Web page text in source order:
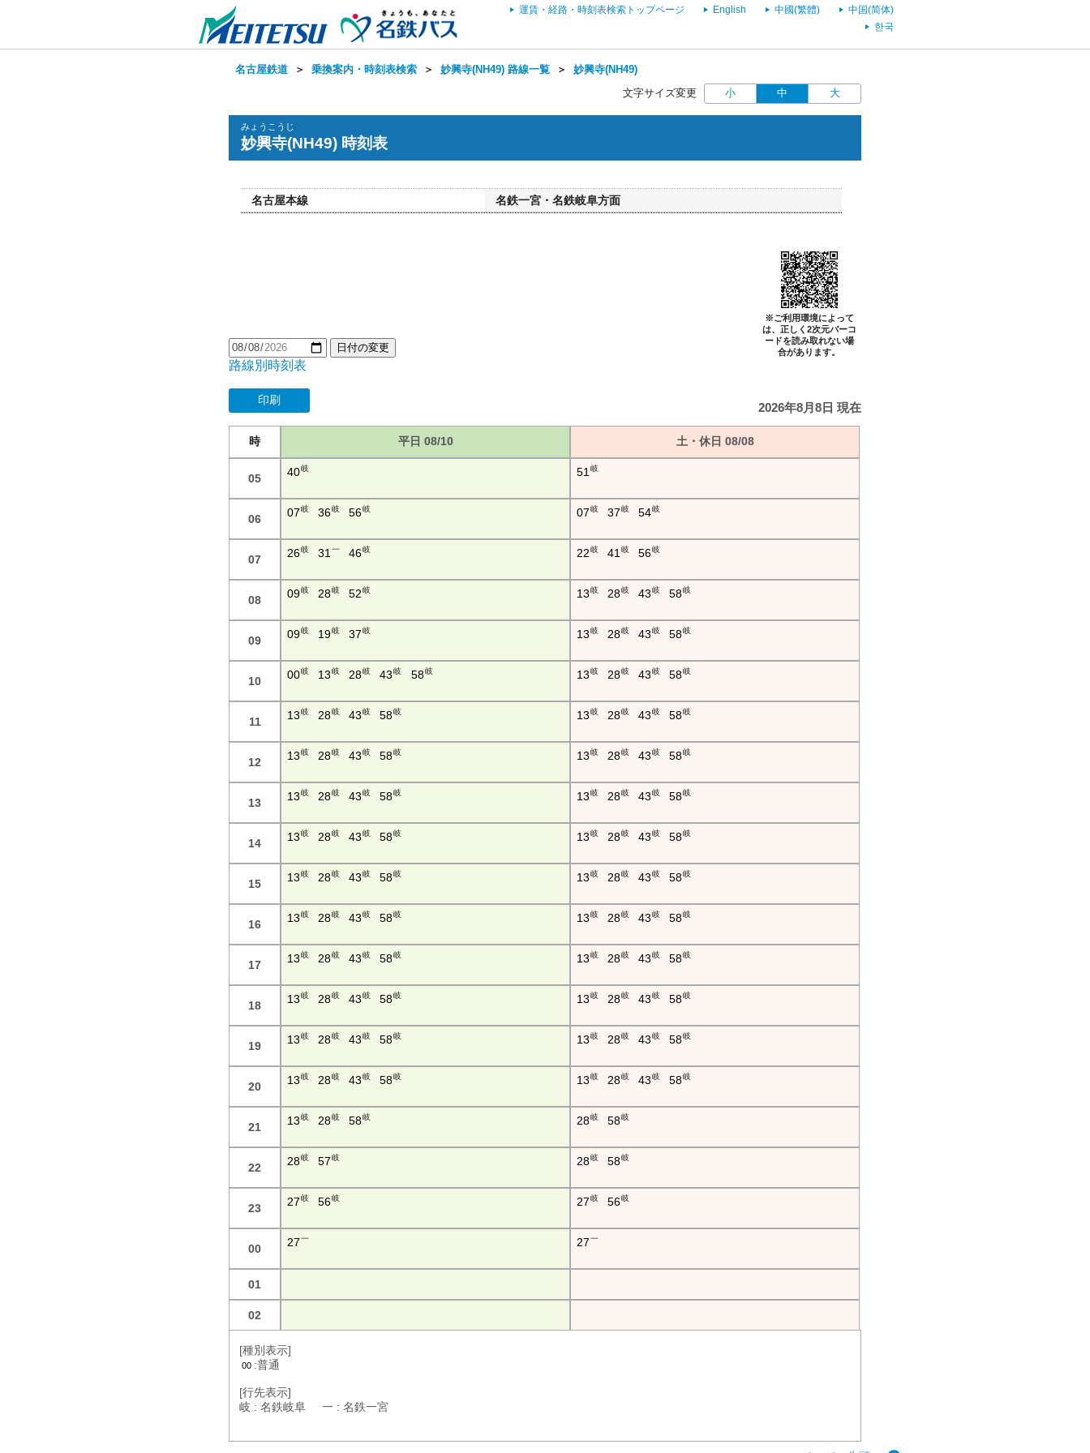
運賃・経路・時刻表検索トップページ English 中國(繁體)
中国(简体)
한국
名古屋鉄道 ＞ 乗換案内・時刻表検索 ＞ 妙興寺(NH49) 路線一覧 ＞ 妙興寺(NH49)
文字サイズ変更 小 中 大
みょうこうじ
妙興寺(NH49) 時刻表
名古屋本線 名鉄一宮・名鉄岐阜方面
※ご利用環境によって
は、正しく2次元バーコ
ードを読み取れない場
合があります。
日付の変更
路線別時刻表
印刷
2026年8月8日 現在
時 平日 08/10 土・休日 08/08
05 40岐 51岐
06 07岐 36岐 56岐 07岐 37岐 54岐
07 26岐 31一 46岐 22岐 41岐 56岐
08 09岐 28岐 52 岐 13岐 28岐 43 岐 58岐
09 09岐 19岐 37 岐 13岐 28岐 43 岐 58岐
10 00岐 13岐 28岐 43 岐 58岐 13岐 28岐 43 岐 58岐
11 13岐 28岐 43 岐 58岐 13岐 28岐 43 岐 58岐
12 13岐 28岐 43 岐 58岐 13岐 28岐 43 岐 58岐
13 13岐 28岐 43 岐 58岐 13岐 28岐 43 岐 58岐
14 13岐 28岐 43 岐 58岐 13岐 28岐 43 岐 58岐
15 13岐 28岐 43 岐 58岐 13岐 28岐 43 岐 58岐
16 13岐 28岐 43 岐 58岐 13岐 28岐 43 岐 58岐
17 13岐 28岐 43 岐 58岐 13岐 28岐 43 岐 58岐
18 13岐 28岐 43 岐 58岐 13岐 28岐 43 岐 58岐
19 13岐 28岐 43 岐 58岐 13岐 28岐 43 岐 58岐
20 13岐 28岐 43 岐 58岐 13岐 28岐 43 岐 58岐
21 13岐 28岐 58岐 28岐 58岐
22 28岐 57岐 28岐 58岐
23 27岐 56岐 27岐 56岐
00 27一 27一
01
02
[種別表示]
00 :普通
[行先表示]
岐 : 名鉄岐阜 一 : 名鉄一宮